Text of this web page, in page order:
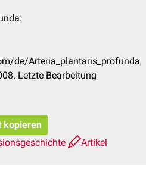
de/Arteria_plantaris_profunda
Letzte Bearbeitung
kopieren
Artikel